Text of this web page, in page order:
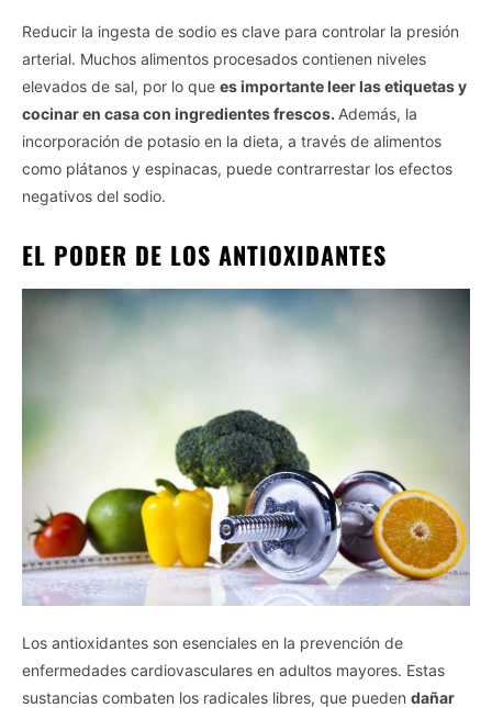
Reducir la ingesta de sodio es clave para controlar la presión
arterial. Muchos alimentos procesados contienen niveles
elevados de sal, por lo que es importante leer las etiquetas y
cocinar en casa con ingredientes frescos. Además, la
incorporación de potasio en la dieta, a través de alimentos
como plátanos y espinacas, puede contrarrestar los efectos
negativos del sodio.
EL PODER DE LOS ANTIOXIDANTES
Los antioxidantes son esenciales en la prevención de
enfermedades cardiovasculares en adultos mayores. Estas
sustancias combaten los radicales libres, que pueden dañar